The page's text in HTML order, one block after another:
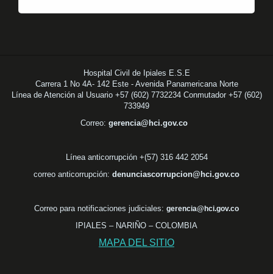
Hospital Civil de Ipiales E.S.E
Carrera 1 No 4A- 142 Este - Avenida Panamericana Norte
Línea de Atención al Usuario +57 (602) 7732234 Conmutador +57 (602)
733949
Correo: gerencia@hci.gov.co
Línea anticorrupción +(57) 316 442 2054
correo anticorrupción: denunciascorrupcion@hci.gov.co
Correo para notificaciones judiciales: gerencia@hci.gov.co
IPIALES – NARIÑO – COLOMBIA
MAPA DEL SITIO